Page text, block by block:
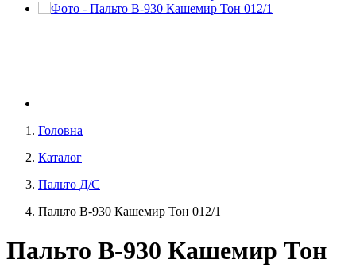
Головна
Каталог
Пальто Д/С
Пальто В-930 Кашемир Тон 012/1
Пальто В-930 Кашемир Тон